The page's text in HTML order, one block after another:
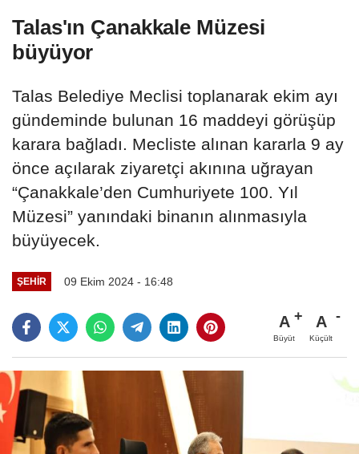
Talas'ın Çanakkale Müzesi
büyüyor
Talas Belediye Meclisi toplanarak ekim ayı
gündeminde bulunan 16 maddeyi görüşüp
karara bağladı. Mecliste alınan kararla 9 ay
önce açılarak ziyaretçi akınına uğrayan
“Çanakkale’den Cumhuriyete 100. Yıl
Müzesi” yanındaki binanın alınmasıyla
büyüyecek.
ŞEHIR 09 Ekim 2024 - 16:48
A
Büyüt
A
Küçült